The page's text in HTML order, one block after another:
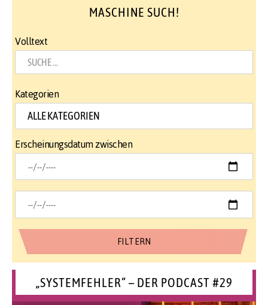
MASCHINE SUCH!
Volltext
Kategorien
Erscheinungsdatum zwischen
„SYSTEMFEHLER“ – DER PODCAST #29